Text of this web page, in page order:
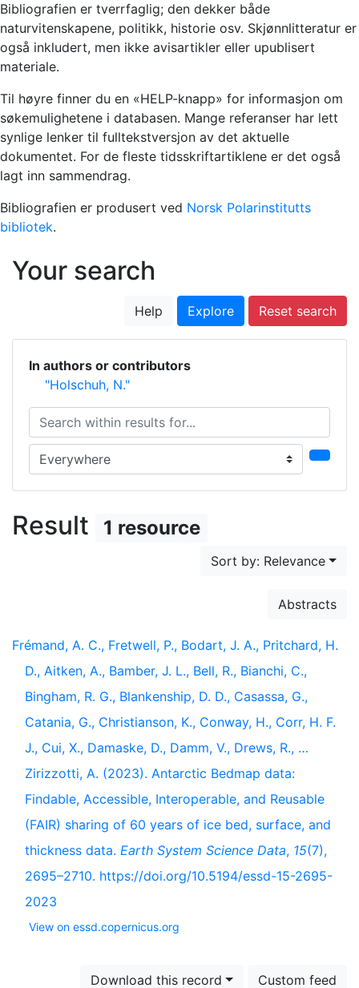
Bibliografien er tverrfaglig; den dekker både
naturvitenskapene, politikk, historie osv. Skjønnlitteratur er
også inkludert, men ikke avisartikler eller upublisert
materiale.
Til høyre finner du en «HELP-knapp» for informasjon om
søkemulighetene i databasen. Mange referanser har lett
synlige lenker til fulltekstversjon av det aktuelle
dokumentet. For de fleste tidsskriftartiklene er det også
lagt inn sammendrag.
Bibliografien er produsert ved Norsk Polarinstitutts
bibliotek.
Your search
Help Explore Reset search
In authors or contributors
"Holschuh, N."
Search within results for...
Search in...
Result 1 resource
Sort by: Relevance
Abstracts
Frémand, A. C., Fretwell, P., Bodart, J. A., Pritchard, H.
D., Aitken, A., Bamber, J. L., Bell, R., Bianchi, C.,
Bingham, R. G., Blankenship, D. D., Casassa, G.,
Catania, G., Christianson, K., Conway, H., Corr, H. F.
J., Cui, X., Damaske, D., Damm, V., Drews, R., …
Zirizzotti, A. (2023). Antarctic Bedmap data:
Findable, Accessible, Interoperable, and Reusable
(FAIR) sharing of 60 years of ice bed, surface, and
thickness data. Earth System Science Data, 15(7),
2695–2710. https://doi.org/10.5194/essd-15-2695-
2023
View on essd.copernicus.org
Download this record Custom feed